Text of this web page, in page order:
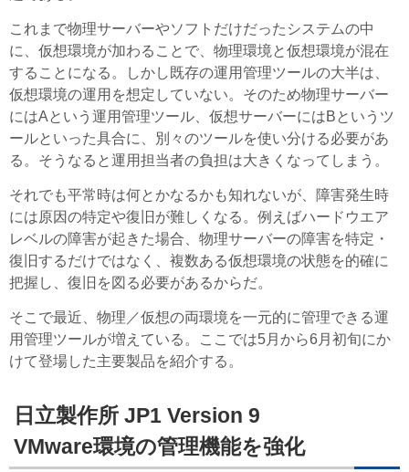
これまで物理サーバーやソフトだけだったシステムの中
に、仮想環境が加わることで、物理環境と仮想環境が混在
することになる。しかし既存の運用管理ツールの大半は、
仮想環境の運用を想定していない。そのため物理サーバー
にはAという運用管理ツール、仮想サーバーにはBというツ
ールといった具合に、別々のツールを使い分ける必要があ
る。そうなると運用担当者の負担は大きくなってしまう。
それでも平常時は何とかなるかも知れないが、障害発生時
には原因の特定や復旧が難しくなる。例えばハードウエア
レベルの障害が起きた場合、物理サーバーの障害を特定・
復旧するだけではなく、複数ある仮想環境の状態を的確に
把握し、復旧を図る必要があるからだ。
そこで最近、物理／仮想の両環境を一元的に管理できる運
用管理ツールが増えている。ここでは5月から6月初旬にか
けて登場した主要製品を紹介する。
日立製作所 JP1 Version 9
VMware環境の管理機能を強化